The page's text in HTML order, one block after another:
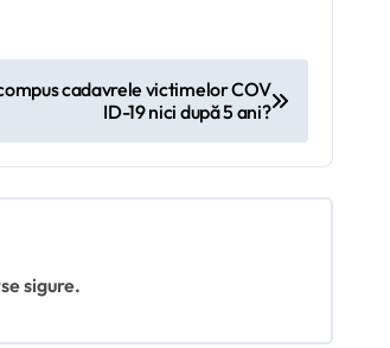
cadavrele victimelor COV
ID-19 nici după 5 ani?
sigure.